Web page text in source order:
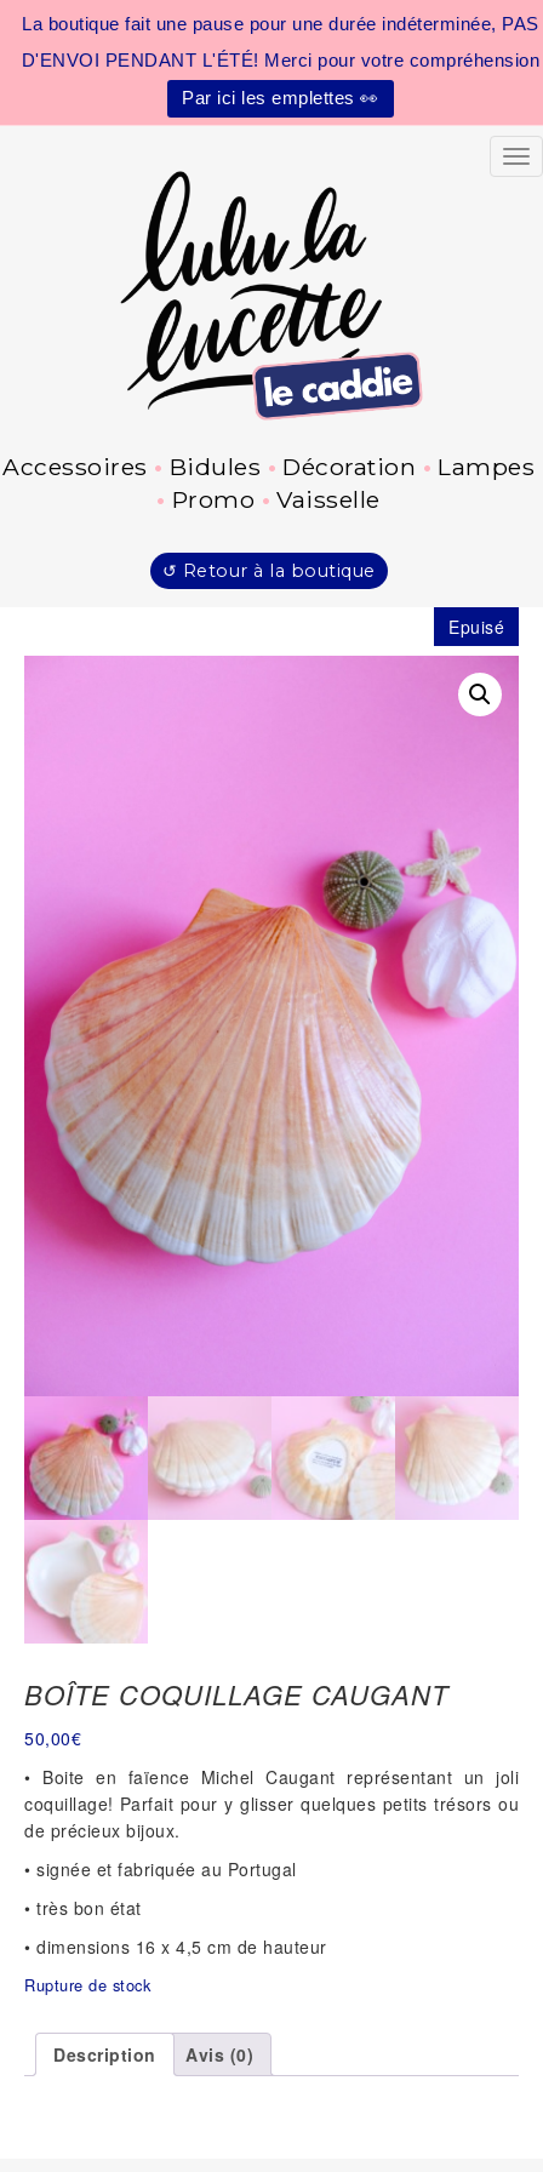
La boutique fait une pause pour une durée indéterminée, PAS
D'ENVOI PENDANT L'ÉTÉ! Merci pour votre compréhension
Par ici les emplettes 👀
Accessoires Bidules Décoration
Lampes
Promo
Vaisselle
↺ Retour à la boutique
Epuisé
BOÎTE COQUILLAGE CAUGANT
50,00€
• Boite en faïence Michel Caugant représentant un joli
coquillage! Parfait pour y glisser quelques petits trésors ou
de précieux bijoux.
• signée et fabriquée au Portugal
• très bon état
• dimensions 16 x 4,5 cm de hauteur
Rupture de stock
Description Avis (0)